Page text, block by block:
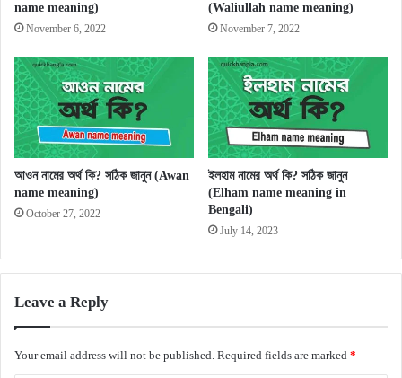
name meaning)
November 6, 2022
(Waliullah name meaning)
November 7, 2022
আওন নামের অর্থ কি? সঠিক জানুন (Awan
name meaning)
October 27, 2022
ইলহাম নামের অর্থ কি? সঠিক জানুন
(Elham name meaning in
Bengali)
July 14, 2023
Leave a Reply
Your email address will not be published. Required fields are marked *